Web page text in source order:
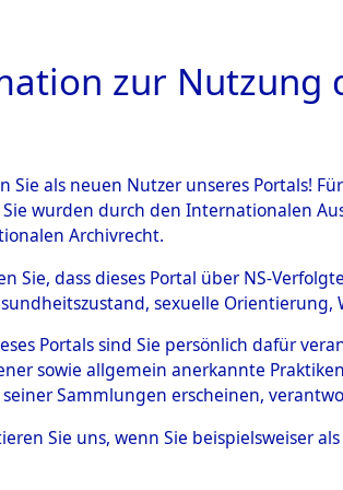
HOME
ITS
aus
0005
zur Nutzung
Sie als neuen Nutzer unseres Portals!
Sie wurden durch den Internationalen
Archivrecht.
Sie, dass dieses Portal über NS-
sexuelle
Portals sind Sie persönlich dafür
sowie allgemein anerkannte
Sammlungen erscheinen,
Sie uns, wenn Sie beispielsweiser